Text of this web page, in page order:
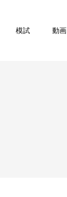
模試 動画